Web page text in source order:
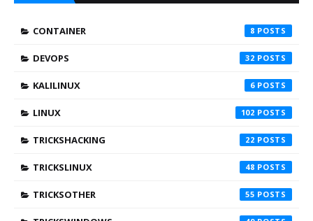
CONTAINER 8
DEVOPS 32
KALILINUX 6
LINUX 102
TRICKSHACKING 22
TRICKSLINUX 48
TRICKSOTHER 55